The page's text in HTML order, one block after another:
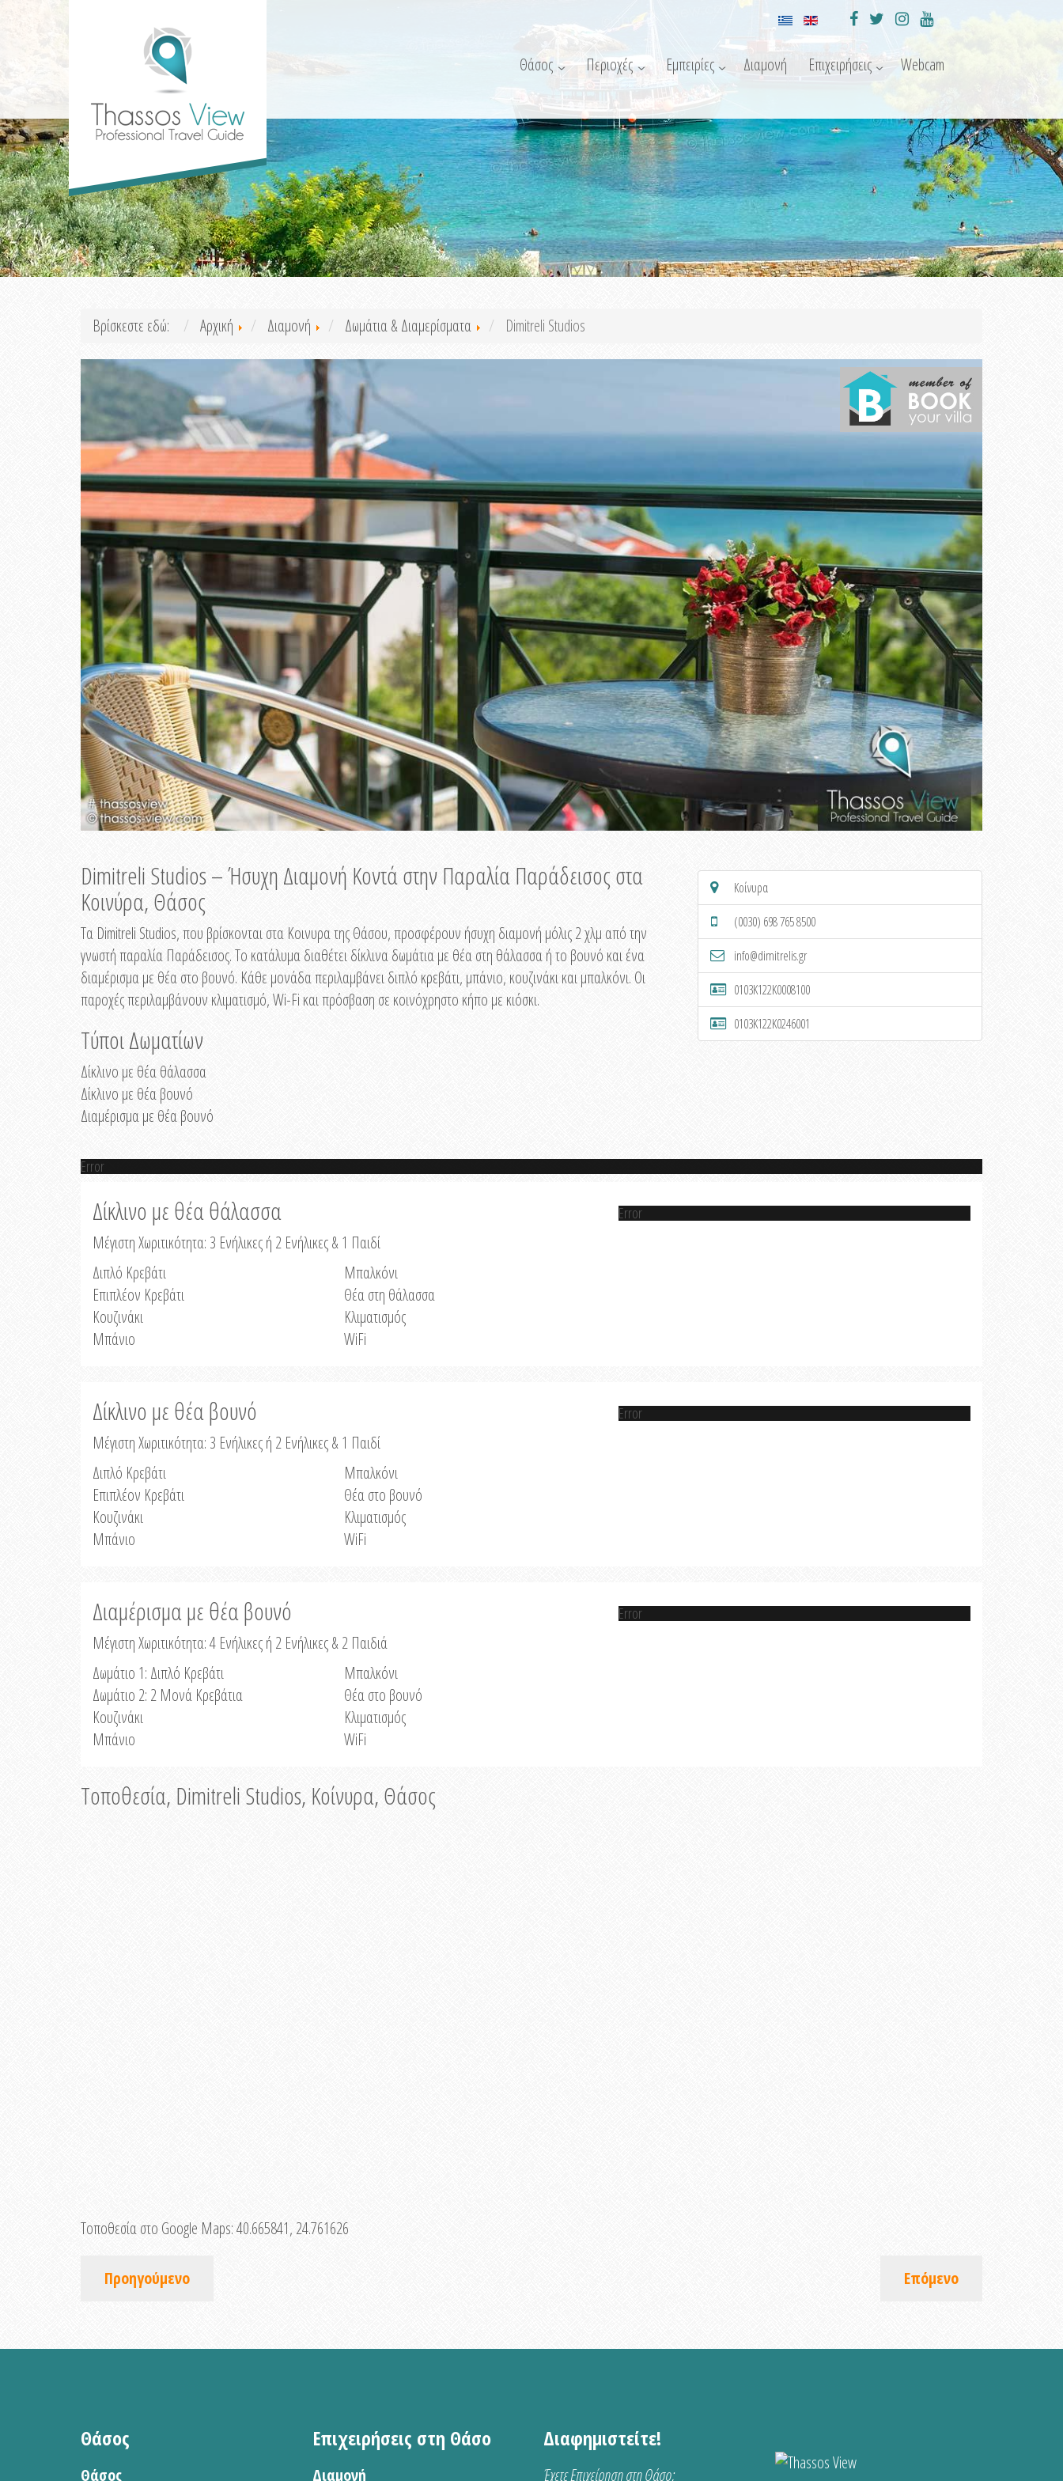
Θάσος Περιοχές Εμπειρίες Διαμονή Επιχειρήσεις Webcam
Βρίσκεστε εδώ: Αρχική Διαμονή Δωμάτια & Διαμερίσματα Dimitreli Studios
Dimitreli Studios – Ήσυχη Διαμονή Κοντά στην Παραλία Παράδεισος στα
Κοινύρα, Θάσος
Τα Dimitreli Studios, που βρίσκονται στα Κοινυρα της Θάσου, προσφέρουν ήσυχη διαμονή μόλις 2 χλμ από την
γνωστή παραλία Παράδεισος. Το κατάλυμα διαθέτει δίκλινα δωμάτια με θέα στη θάλασσα ή το βουνό και ένα
διαμέρισμα με θέα στο βουνό. Κάθε μονάδα περιλαμβάνει διπλό κρεβάτι, μπάνιο, κουζινάκι και μπαλκόνι. Οι
παροχές περιλαμβάνουν κλιματισμό, Wi-Fi και πρόσβαση σε κοινόχρηστο κήπο με κιόσκι.
Τύποι Δωματίων
Δίκλινο με θέα θάλασσα
Δίκλινο με θέα βουνό
Διαμέρισμα με θέα βουνό
Κοίνυρα
(0030) 698 765 8500
info@dimitrelis.gr
0103K122K0008100
0103K122K0246001
Error
Δίκλινο με θέα θάλασσα
Μέγιστη Χωριτικότητα: 3 Ενήλικες ή 2 Ενήλικες & 1 Παιδί
Διπλό Κρεβάτι
Επιπλέον Κρεβάτι
Κουζινάκι
Μπάνιο
Μπαλκόνι
Θέα στη θάλασσα
Κλιματισμός
WiFi
Error
Δίκλινο με θέα βουνό
Μέγιστη Χωριτικότητα: 3 Ενήλικες ή 2 Ενήλικες & 1 Παιδί
Διπλό Κρεβάτι
Επιπλέον Κρεβάτι
Κουζινάκι
Μπάνιο
Μπαλκόνι
Θέα στο βουνό
Κλιματισμός
WiFi
Error
Διαμέρισμα με θέα βουνό
Μέγιστη Χωριτικότητα: 4 Ενήλικες ή 2 Ενήλικες & 2 Παιδιά
Δωμάτιο 1: Διπλό Κρεβάτι
Δωμάτιο 2: 2 Μονά Κρεβάτια
Κουζινάκι
Μπάνιο
Μπαλκόνι
Θέα στο βουνό
Κλιματισμός
WiFi
Error
Τοποθεσία, Dimitreli Studios, Κοίνυρα, Θάσος
Τοποθεσία στο Google Maps:40.665841, 24.761626
Προηγούμενο Επόμενο
Θάσος
Θάσος
Επιχειρήσεις στη Θάσο
Διαμονή
Διαφημιστείτε!
Έχετε Επιχείρηση στη Θάσο;